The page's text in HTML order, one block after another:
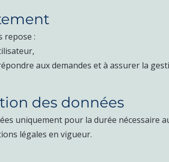
repose :
aux demandes et à assurer la
des données
uniquement pour la durée nécessaire
légales en vigueur.